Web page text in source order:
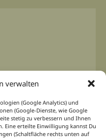
verwalten
(Google Analytics) und
(Google-Dienste, wie Google
stetig zu verbessern und Ihnen
Eine erteilte Einwilligung kannst Du
(Schaltfläche rechts unten auf